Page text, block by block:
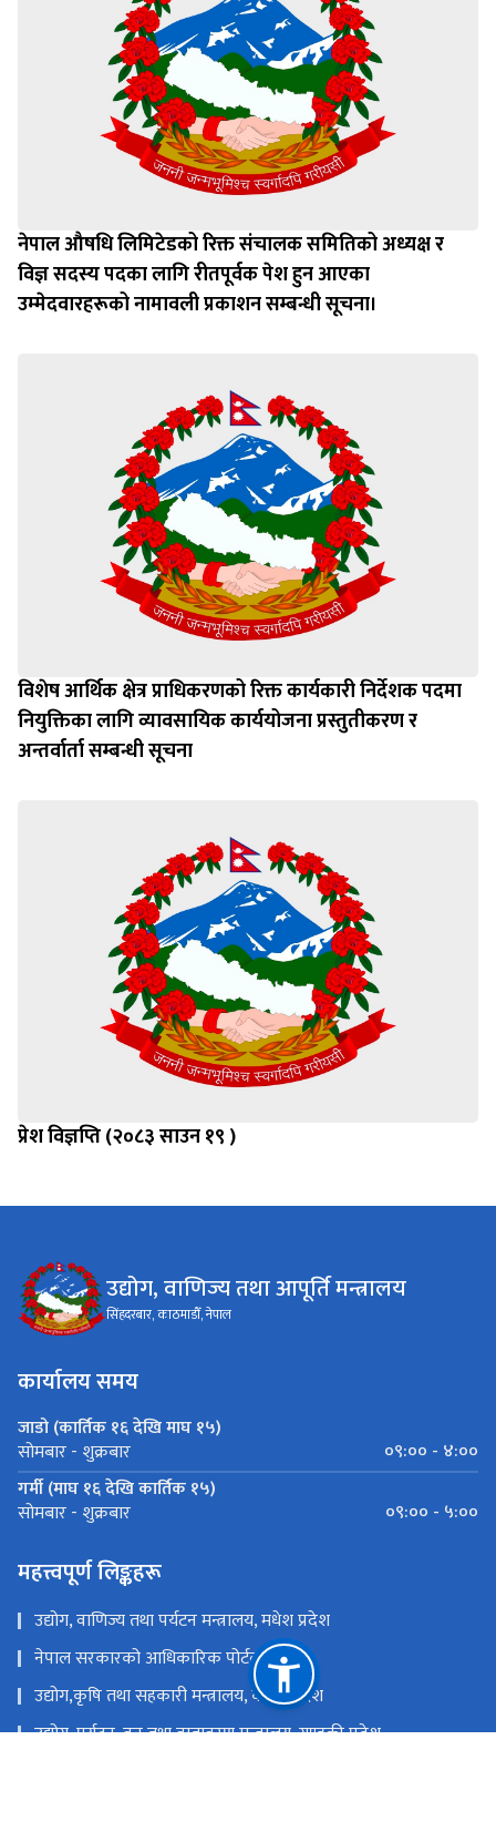
नेपाल औषधि लिमिटेडको रिक्त संचालक समितिको अध्यक्ष र
विज्ञ सदस्य पदका लागि रीतपूर्वक पेश हुन आएका
उम्‍मेदवारहरूको नामावली प्रकाशन सम्बन्धी सूचना।
विशेष आर्थिक क्षेत्र प्राधिकरणको रिक्त कार्यकारी निर्देशक पदमा
नियुक्तिका लागि व्यावसायिक कार्ययोजना प्रस्तुतीकरण र
अन्तर्वार्ता सम्बन्धी सूचना
प्रेश विज्ञप्ति (२०८३ साउन १९ )
उद्योग, वाणिज्य तथा आपूर्ति मन्त्रालय
सिंहदरबार, काठमाडौँ, नेपाल
कार्यालय समय
जाडो (कार्तिक १६ देखि माघ १५)
सोमबार - शुक्रबार
०९:०० - ४:००
गर्मी (माघ १६ देखि कार्तिक १५)
सोमबार - शुक्रबार ०९:०० - ५:००
महत्त्वपूर्ण लिङ्कहरू
उद्योग, वाणिज्य तथा पर्यटन मन्त्रालय, मधेश प्रदेश
नेपाल सरकारको आधिकारिक पोर्टल
उद्योग,कृषि तथा सहकारी मन्त्रालय, कोशी प्रदेश
उद्योग, पर्यटन, वन तथा वातावरण मन्त्रालय, गण्डकी प्रदेश